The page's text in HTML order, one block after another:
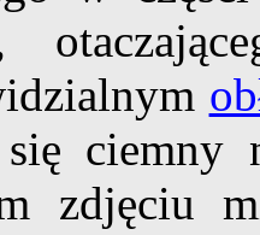
ciemny
zdjęciu